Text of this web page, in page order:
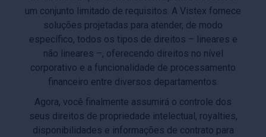
um conjunto limitado de requisitos. A Vistex fornece
soluções projetadas para atender, de modo
específico, todos os tipos de direitos – lineares e
não lineares –, oferecendo direitos no nível
corporativo e a funcionalidade de processamento
financeiro entre diversos departamentos.
Agora, você finalmente assumirá o controle dos
seus direitos de propriedade intelectual, royalties,
disponibilidades e informações de contrato para